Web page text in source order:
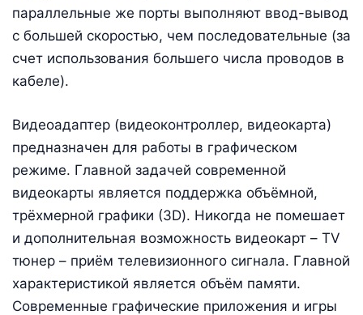
параллельные же порты выполняют ввод-вывод
с большей скоростью, чем последовательные (за
счет использования большего числа проводов в
кабеле).
Видеоадаптер (видеоконтроллер, видеокарта)
предназначен для работы в графическом
режиме. Главной задачей современной
видеокарты является поддержка объёмной,
трёхмерной графики (3D). Никогда не помешает
и дополнительная возможность видеокарт – TV
тюнер – приём телевизионного сигнала. Главной
характеристикой является объём памяти.
Современные графические приложения и игры